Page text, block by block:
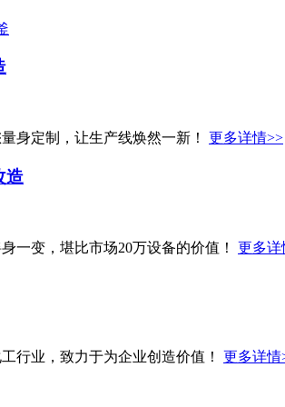
身定制，让生产线焕然一新！ 更多详情>>
造
一变，堪比市场20万设备的价值！ 更多详
行业，致力于为企业创造价值！ 更多详情